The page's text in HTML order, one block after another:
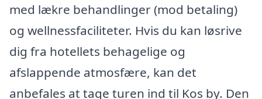
med lækre behandlinger (mod betaling)
og wellnessfaciliteter. Hvis du kan løsrive
dig fra hotellets behagelige og
afslappende atmosfære, kan det
anbefales at tage turen ind til Kos by. Den